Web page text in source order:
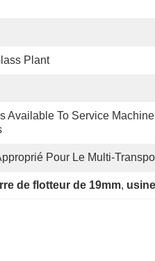
Plant
Available To Service
Pour Le Multi-
de flotteur de 19mm,